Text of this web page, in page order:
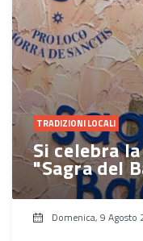
TRADIZIONI LOCALI
Si celebra
"Sagra del
Domenica, 9 Agosto